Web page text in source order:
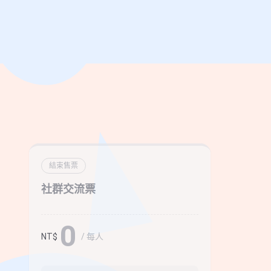
結束售票
社群交流票
NT$ 0 / 每人